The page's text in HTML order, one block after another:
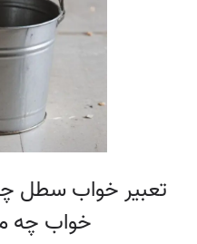
تعبیر خواب سطل
خواب چه